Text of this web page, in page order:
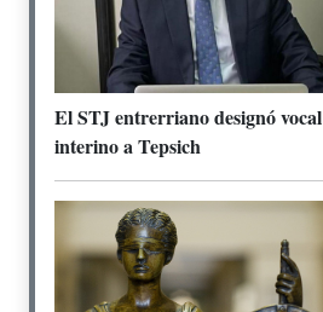
El STJ entrerriano designó vocal
interino a Tepsich